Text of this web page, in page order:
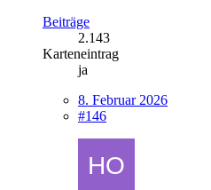
Beiträge
2.143
Karteneintrag
ja
8. Februar 2026
#146